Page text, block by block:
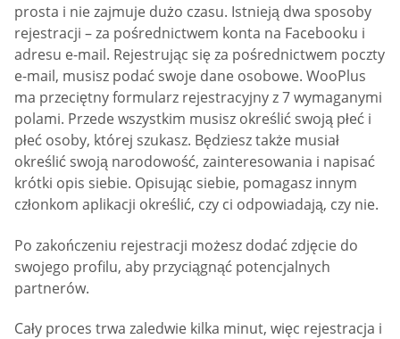
prosta i nie zajmuje dużo czasu. Istnieją dwa sposoby
rejestracji – za pośrednictwem konta na Facebooku i
adresu e-mail. Rejestrując się za pośrednictwem poczty
e-mail, musisz podać swoje dane osobowe. WooPlus
ma przeciętny formularz rejestracyjny z 7 wymaganymi
polami. Przede wszystkim musisz określić swoją płeć i
płeć osoby, której szukasz. Będziesz także musiał
określić swoją narodowość, zainteresowania i napisać
krótki opis siebie. Opisując siebie, pomagasz innym
członkom aplikacji określić, czy ci odpowiadają, czy nie.
Po zakończeniu rejestracji możesz dodać zdjęcie do
swojego profilu, aby przyciągnąć potencjalnych
partnerów.
Cały proces trwa zaledwie kilka minut, więc rejestracja i